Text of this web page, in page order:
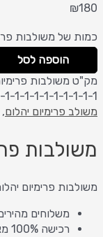
₪180
כמות של משולבות
הוספה לסל
מק"ט
1-1-1-1-1-1-1-1-1
משולב פרימיום יהלום,
משולבות
משולבות פרימיום
משלוחים מהירים לכל
רכישה 100% מאובטחת בכל אמצעי תשלום